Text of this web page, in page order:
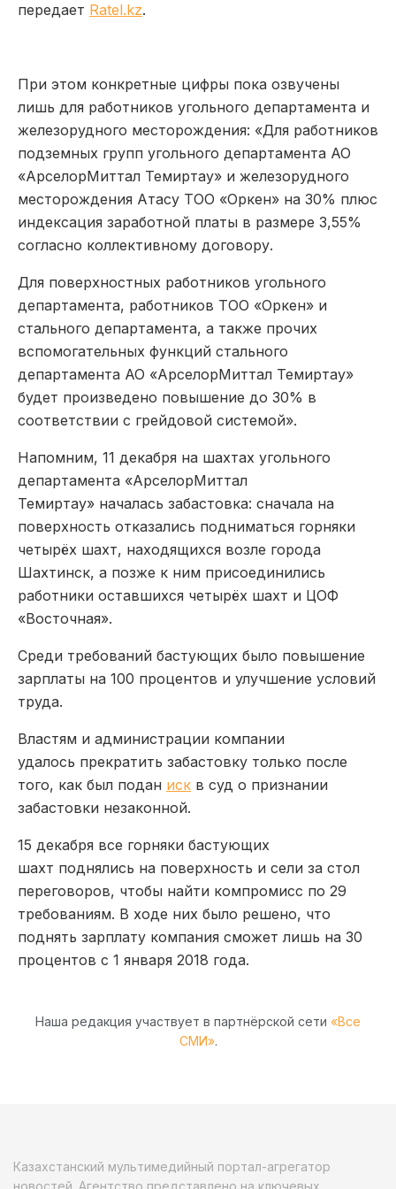
передает Ratel.kz.
При этом конкретные цифры пока озвучены
лишь для работников угольного департамента и
железорудного месторождения: «Для работников
подземных групп угольного департамента АО
«АрселорМиттал Темиртау» и железорудного
месторождения Атасу ТОО «Оркен» на 30% плюс
индексация заработной платы в размере 3,55%
согласно коллективному договору.
Для поверхностных работников угольного
департамента, работников ТОО «Оркен» и
стального департамента, а также прочих
вспомогательных функций стального
департамента АО «АрселорМиттал Темиртау»
будет произведено повышение до 30% в
соответствии с грейдовой системой».
Напомним, 11 декабря на шахтах угольного
департамента «АрселорМиттал
Темиртау» началась забастовка: сначала на
поверхность отказались подниматься горняки
четырёх шахт, находящихся возле города
Шахтинск, а позже к ним присоединились
работники оставшихся четырёх шахт и ЦОФ
«Восточная».
Среди требований бастующих было повышение
зарплаты на 100 процентов и улучшение условий
труда.
Властям и администрации компании
удалось прекратить забастовку только после
того, как был подан иск в суд о признании
забастовки незаконной.
15 декабря все горняки бастующих
шахт поднялись на поверхность и сели за стол
переговоров, чтобы найти компромисс по 29
требованиям. В ходе них было решено, что
поднять зарплату компания сможет лишь на 30
процентов с 1 января 2018 года.
Наша редакция участвует в партнёрской сети «Все
СМИ».
Казахстанский мультимедийный портал-агрегатор
новостей. Агентство представлено на ключевых